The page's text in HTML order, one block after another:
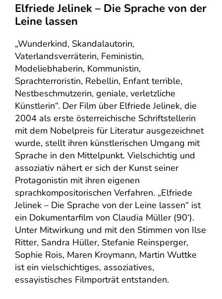
Elfriede Jelinek – Die Sprache von der
Leine lassen
„Wunderkind, Skandalautorin,
Vaterlandsverräterin, Feministin,
Modeliebhaberin, Kommunistin,
Sprachterroristin, Rebellin, Enfant terrible,
Nestbeschmutzerin, geniale, verletzliche
Künstlerin“. Der Film über Elfriede Jelinek, die
2004 als erste österreichische Schriftstellerin
mit dem Nobelpreis für Literatur ausgezeichnet
wurde, stellt ihren künstlerischen Umgang mit
Sprache in den Mittelpunkt. Vielschichtig und
assoziativ nähert er sich der Kunst seiner
Protagonistin mit ihren eigenen
sprachkompositorischen Verfahren. „Elfriede
Jelinek – Die Sprache von der Leine lassen“ ist
ein Dokumentarfilm von Claudia Müller (90‘).
Unter Mitwirkung und mit den Stimmen von Ilse
Ritter, Sandra Hüller, Stefanie Reinsperger,
Sophie Rois, Maren Kroymann, Martin Wuttke
ist ein vielschichtiges, assoziatives,
essayistisches Filmporträt entstanden.